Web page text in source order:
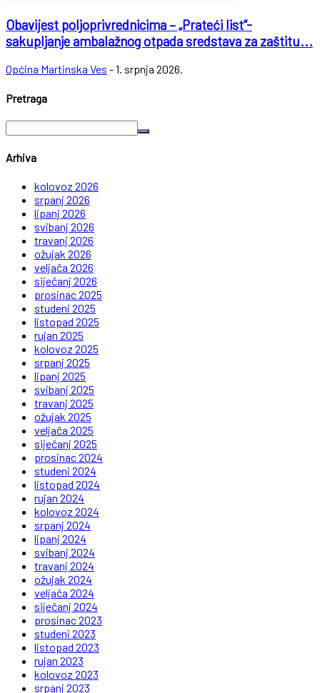
Obavijest poljoprivrednicima – „Prateći list“-
sakupljanje ambalažnog otpada sredstava za zaštitu...
Općina Martinska Ves -1. srpnja 2026.
Pretraga
Arhiva
kolovoz 2026
srpanj 2026
lipanj 2026
svibanj 2026
travanj 2026
ožujak 2026
veljača 2026
siječanj 2026
prosinac 2025
studeni 2025
listopad 2025
rujan 2025
kolovoz 2025
srpanj 2025
lipanj 2025
svibanj 2025
travanj 2025
ožujak 2025
veljača 2025
siječanj 2025
prosinac 2024
studeni 2024
listopad 2024
rujan 2024
kolovoz 2024
srpanj 2024
lipanj 2024
svibanj 2024
travanj 2024
ožujak 2024
veljača 2024
siječanj 2024
prosinac 2023
studeni 2023
listopad 2023
rujan 2023
kolovoz 2023
srpanj 2023